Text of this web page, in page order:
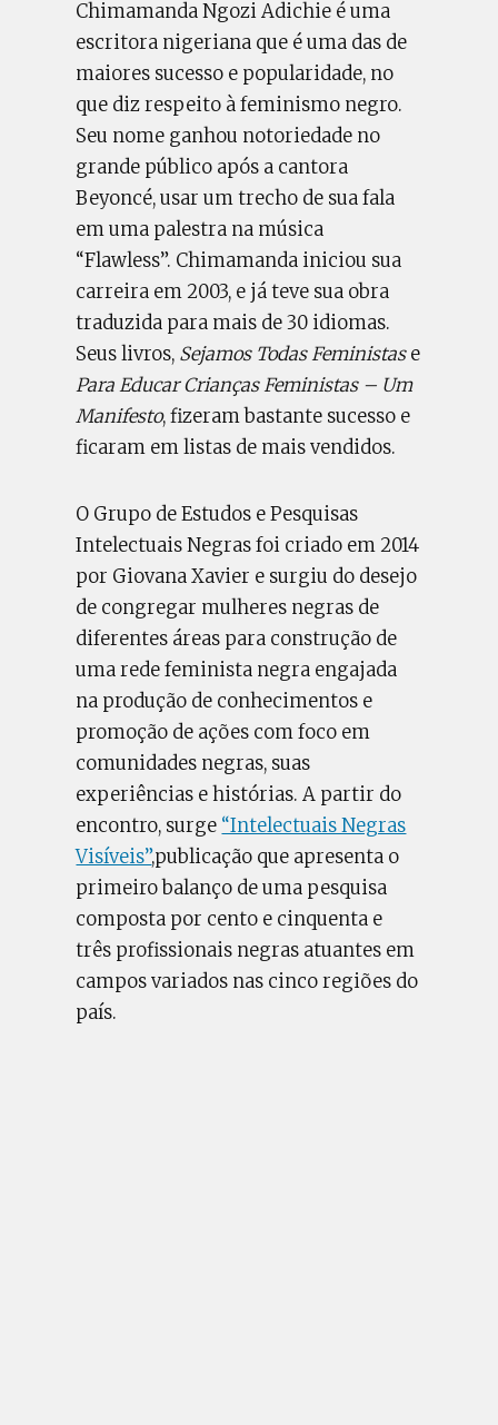
Chimamanda Ngozi Adichie é uma
escritora nigeriana que é uma das de
maiores sucesso e popularidade, no
que diz respeito à feminismo negro.
Seu nome ganhou notoriedade no
grande público após a cantora
Beyoncé, usar um trecho de sua fala
em uma palestra na música
“Flawless”. Chimamanda iniciou sua
carreira em 2003, e já teve sua obra
traduzida para mais de 30 idiomas.
Seus livros, Sejamos Todas Feministase
Para Educar Crianças Feministas – Um
Manifesto, fizeram bastante sucesso e
ficaram em listas de mais vendidos.
O Grupo de Estudos e Pesquisas
Intelectuais Negras foi criado em 2014
por Giovana Xavier e surgiu do desejo
de congregar mulheres negras de
diferentes áreas para construção de
uma rede feminista negra engajada
na produção de conhecimentos e
promoção de ações com foco em
comunidades negras, suas
experiências e histórias. A partir do
encontro, surge “Intelectuais Negras
Visíveis”,publicação que apresenta o
primeiro balanço de uma pesquisa
composta por cento e cinquenta e
três profissionais negras atuantes em
campos variados nas cinco regiões do
país.